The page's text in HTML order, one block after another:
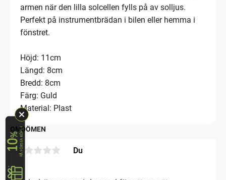
armen när den lilla solcellen fylls på av solljus.
Perfekt på instrumentbrädan i bilen eller hemma i
fönstret.
Höjd: 11cm
Längd: 8cm
Bredd: 8cm
Färg: Guld
Material: Plast
OMDÖMEN
Du